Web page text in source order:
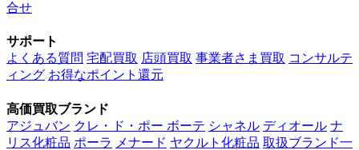
合せ
サポート
よくある質問 宅配買取 店頭買取 事業者さま買取 コンサルテ
ィング お得なポイント還元
高価買取ブランド
アジュバン クレ・ド・ポー ボーテ シャネル ディオール ナ
リス化粧品 ポーラ メナード ヤクルト化粧品 取扱ブランド一